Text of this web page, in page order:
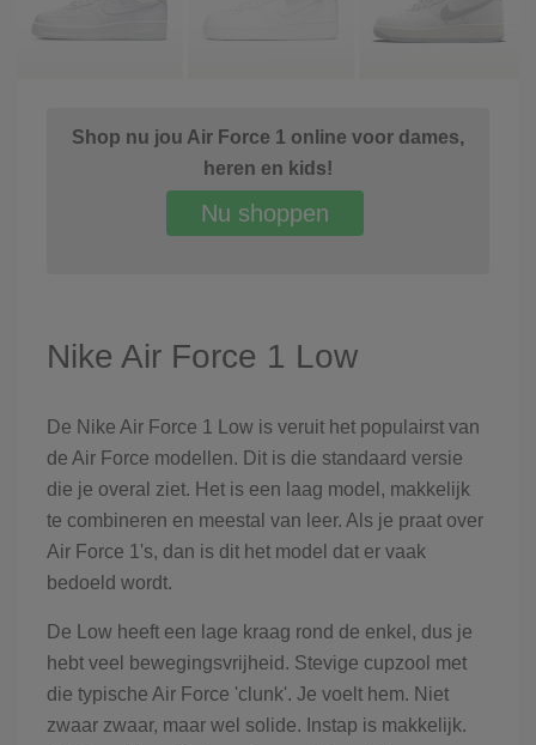
Shop nu jou Air Force 1 online voor dames,
heren en kids!
Nu shoppen
Nike Air Force 1 Low
De Nike Air Force 1 Low is veruit het populairst van
de Air Force modellen. Dit is die standaard versie
die je overal ziet. Het is een laag model, makkelijk
te combineren en meestal van leer. Als je praat over
Air Force 1's, dan is dit het model dat er vaak
bedoeld wordt.
De Low heeft een lage kraag rond de enkel, dus je
hebt veel bewegingsvrijheid. Stevige cupzool met
die typische Air Force 'clunk'. Je voelt hem. Niet
zwaar zwaar, maar wel solide. Instap is makkelijk.